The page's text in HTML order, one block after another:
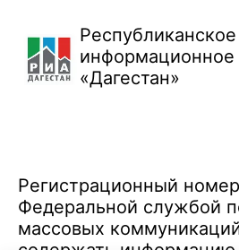
Республиканское
информационное
«Дагестан»
Регистрационный
Федеральной службой
массовых